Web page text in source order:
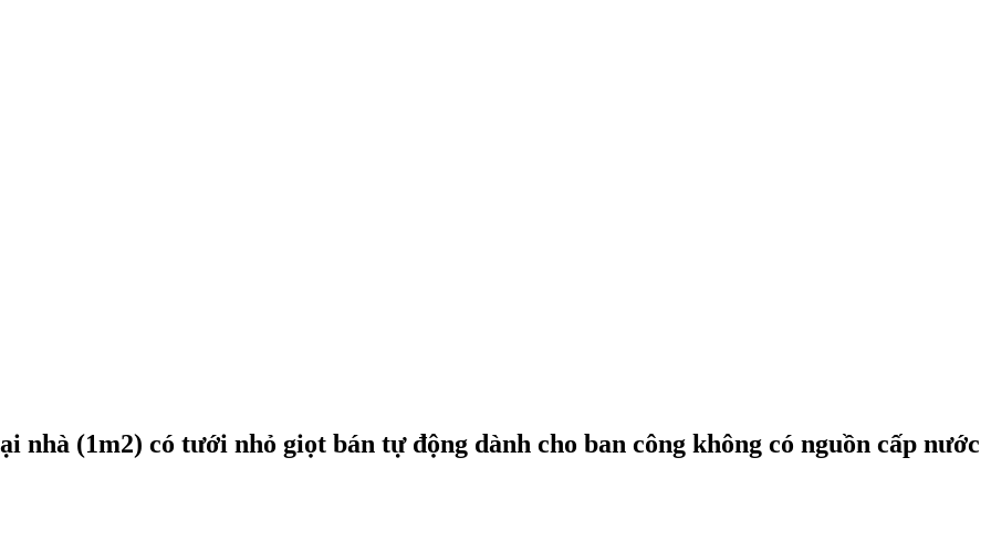
nhà (1m2) có tưới nhỏ giọt bán tự động dành cho ban công không có nguồn cấp nước